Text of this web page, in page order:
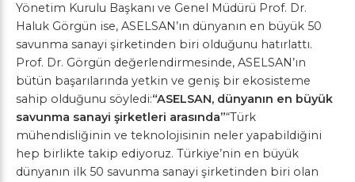
Yönetim Kurulu Başkanı ve Genel Müdürü Prof. Dr.
Haluk Görgün ise, ASELSAN’ın dünyanın en büyük 50
savunma sanayi şirketinden biri olduğunu hatırlattı.
Prof. Dr. Görgün değerlendirmesinde, ASELSAN’ın
bütün başarılarında yetkin ve geniş bir ekosisteme
sahip olduğunu söyledi:“ASELSAN, dünyanın en büyük
savunma sanayi şirketleri arasında”“Türk
mühendisliğinin ve teknolojisinin neler yapabildiğini
hep birlikte takip ediyoruz. Türkiye’nin en büyük
dünyanın ilk 50 savunma sanayi şirketinden biri olan